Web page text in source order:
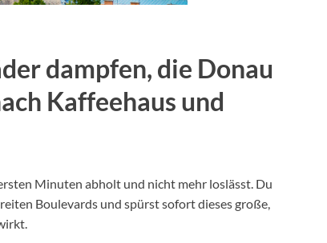
dampfen, die Donau
Kaffeehaus und
Minuten abholt und nicht mehr loslässt. Du
Boulevards und spürst sofort dieses große,